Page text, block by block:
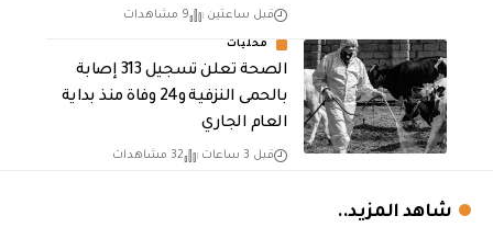
قبل ساعتين 9 مشاهدات
محليات
الصحة تعلن تسجيل 313 إصابة
بالحمى النزفية و24 وفاة منذ بداية
العام الجاري
قبل 3 ساعات 32 مشاهدات
شاهد المزيد..